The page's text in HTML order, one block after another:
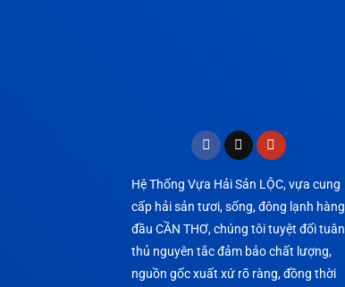
Hệ Thống Vựa Hải Sản LỘC, vựa cung
cấp hải sản tươi, sống, đông lạnh hàng
đầu CẦN THƠ, chúng tôi tuyệt đối tuân
thủ nguyên tắc đảm bảo chất lượng,
nguồn gốc xuất xứ rõ ràng, đồng thời